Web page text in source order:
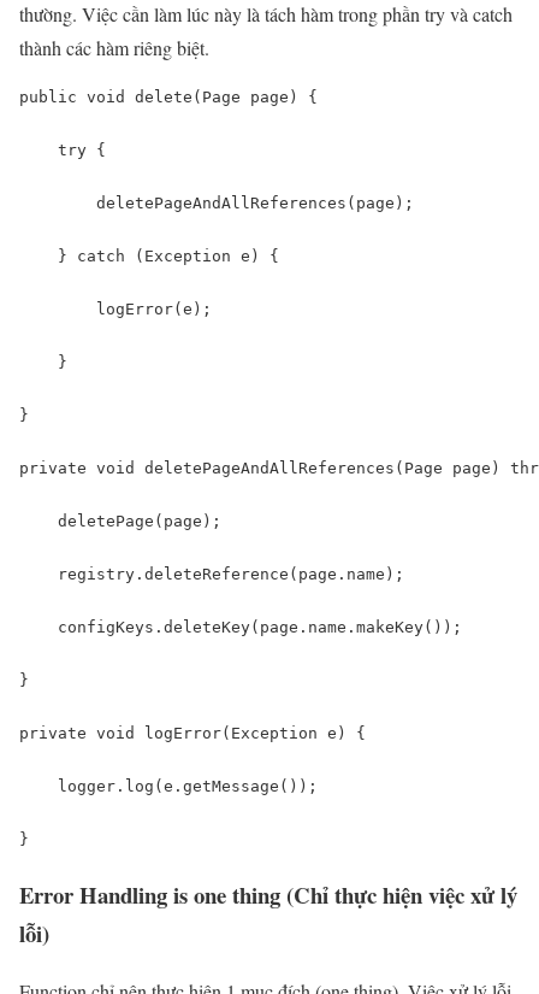
thường. Việc cần làm lúc này là tách hàm trong phần try và catch
thành các hàm riêng biệt.
public void delete(Page page) {
try {
deletePageAndAllReferences(page);
} catch (Exception e) {
logError(e);
}
}
private void deletePageAndAllReferences(Page page)
deletePage(page);
registry.deleteReference(page.name);
configKeys.deleteKey(page.name.makeKey());
}
private void logError(Exception e) {
logger.log(e.getMessage());
}
Error Handling is one thing (Chỉ thực hiện việc xử lý
lỗi)